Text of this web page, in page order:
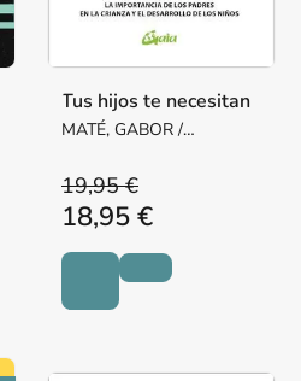
Tus hijos te necesitan
MATÉ, GABOR /
19,95 €
18,95 €